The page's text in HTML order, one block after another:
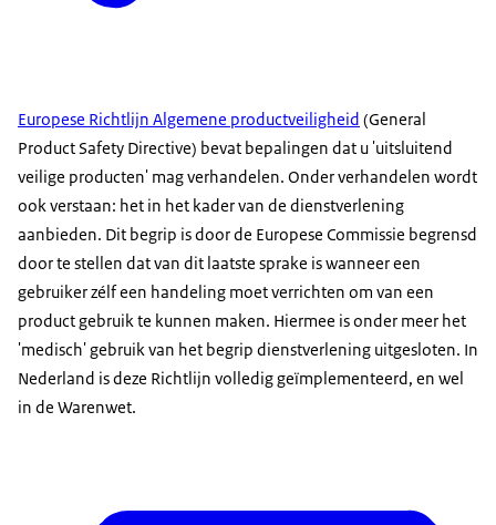
Europese Richtlijn Algemene productveiligheid (General
Product Safety Directive) bevat bepalingen dat u 'uitsluitend
veilige producten' mag verhandelen. Onder verhandelen wordt
ook verstaan: het in het kader van de dienstverlening
aanbieden. Dit begrip is door de Europese Commissie begrensd
door te stellen dat van dit laatste sprake is wanneer een
gebruiker zélf een handeling moet verrichten om van een
product gebruik te kunnen maken. Hiermee is onder meer het
'medisch' gebruik van het begrip dienstverlening uitgesloten. In
Nederland is deze Richtlijn volledig geïmplementeerd, en wel
in de Warenwet.